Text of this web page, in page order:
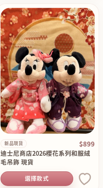
新品現貨 $899
迪士尼商店2026櫻花系列和服絨
毛吊飾 現貨
選擇款式